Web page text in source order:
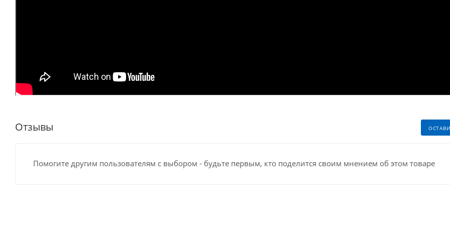
Отзывы
Помогите другим пользователям с выбором - будьте первым, кто поделится своим мнением об этом товаре